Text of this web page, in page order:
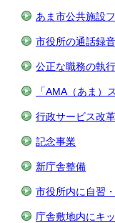
あま市公共施設
市役所の通話録
公正な職務の執
「AMA（あま）
行政サービス改
記念事業
新庁舎整備
市役所内に自習
庁舎敷地内にキ